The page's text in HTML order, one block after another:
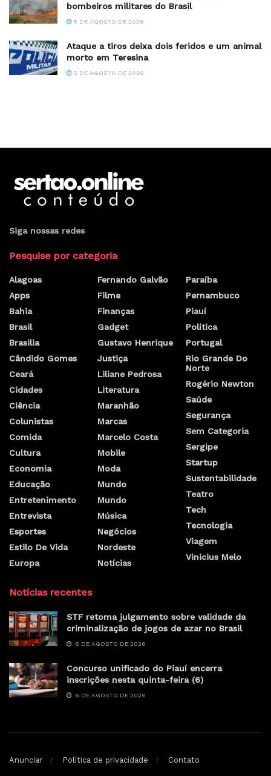
bombeiros militares do Brasil
5 DE AGOSTO DE 2026
Ataque a tiros deixa dois feridos e um animal
morto em Teresina
5 DE AGOSTO DE 2026
Siga nossas redes
Pesquise por categoria
Alagoas
Apps
Bahia
Brasil
Brasilia
Cândido Gomes
Ceará
Cidades
Ciência
Colunistas
Comida
Cultura
Economia
Educação
Entretenimento
Entrevista
Esportes
Estilo De Vida
Europa
Fernando Galvão
Filme
Finanças
Gadget
Gustavo Henrique
Justiça
Liliane Pedrosa
Literatura
Maranhão
Marcas
Marcelo Costa
Mobile
Moda
Mundo
Mundo
Música
Negócios
Nordeste
Notícias
Paraíba
Pernambuco
Piauí
Política
Portugal
Rio Grande Do
Norte
Rogério Newton
Saúde
Segurança
Sem Categoria
Sergipe
Startup
Sustentabilidade
Teatro
Tech
Tecnologia
Viagem
Vinicius Melo
Notícias recentes
STF retoma julgamento sobre validade da
criminalização de jogos de azar no Brasil
6 DE AGOSTO DE 2026
Concurso unificado do Piauí encerra
inscrições nesta quinta-feira (6)
6 DE AGOSTO DE 2026
Anunciar Política de privacidade Contato